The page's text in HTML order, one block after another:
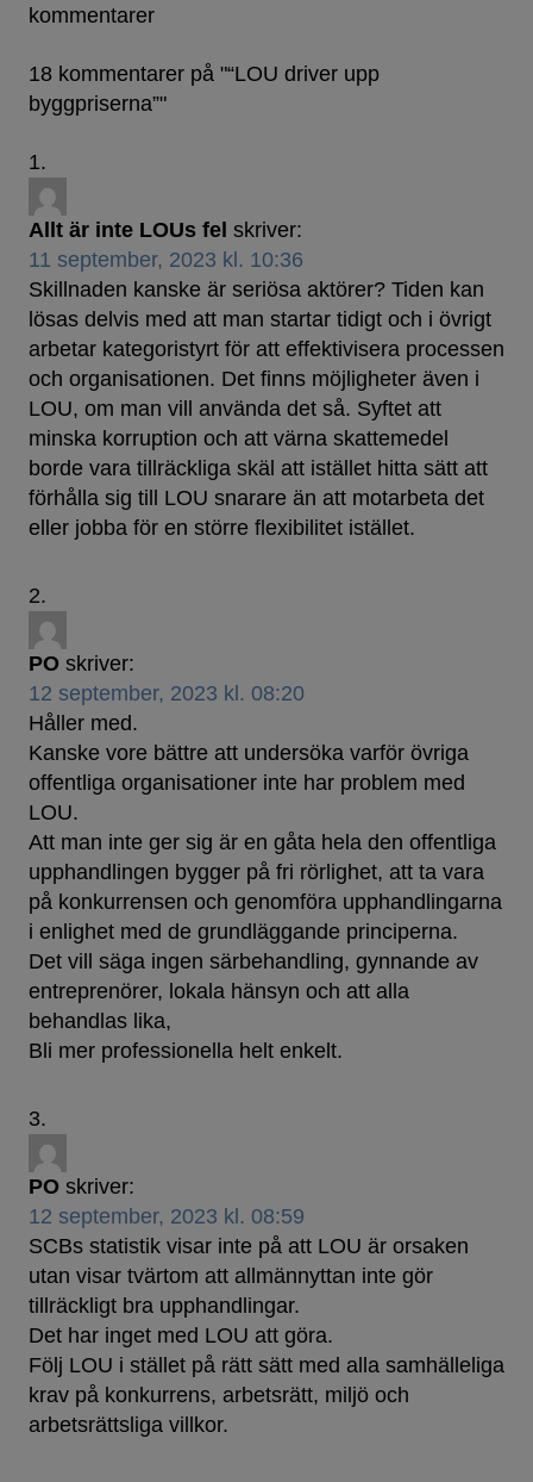
kommentarer
18 kommentarer på "“LOU driver upp
byggpriserna”"
Allt är inte LOUs fel skriver:
11 september, 2023 kl. 10:36
Skillnaden kanske är seriösa aktörer? Tiden kan
lösas delvis med att man startar tidigt och i övrigt
arbetar kategoristyrt för att effektivisera processen
och organisationen. Det finns möjligheter även i
LOU, om man vill använda det så. Syftet att
minska korruption och att värna skattemedel
borde vara tillräckliga skäl att istället hitta sätt att
förhålla sig till LOU snarare än att motarbeta det
eller jobba för en större flexibilitet istället.
PO skriver:
12 september, 2023 kl. 08:20
Håller med.
Kanske vore bättre att undersöka varför övriga
offentliga organisationer inte har problem med
LOU.
Att man inte ger sig är en gåta hela den offentliga
upphandlingen bygger på fri rörlighet, att ta vara
på konkurrensen och genomföra upphandlingarna
i enlighet med de grundläggande principerna.
Det vill säga ingen särbehandling, gynnande av
entreprenörer, lokala hänsyn och att alla
behandlas lika,
Bli mer professionella helt enkelt.
PO skriver:
12 september, 2023 kl. 08:59
SCBs statistik visar inte på att LOU är orsaken
utan visar tvärtom att allmännyttan inte gör
tillräckligt bra upphandlingar.
Det har inget med LOU att göra.
Följ LOU i stället på rätt sätt med alla samhälleliga
krav på konkurrens, arbetsrätt, miljö och
arbetsrättsliga villkor.